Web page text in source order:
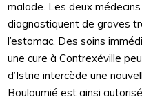
malade. Les deux
diagnostiquent de graves
l’estomac. Des soins
une cure à Contrexéville
d’Istrie intercède une
Bouloumié est ainsi